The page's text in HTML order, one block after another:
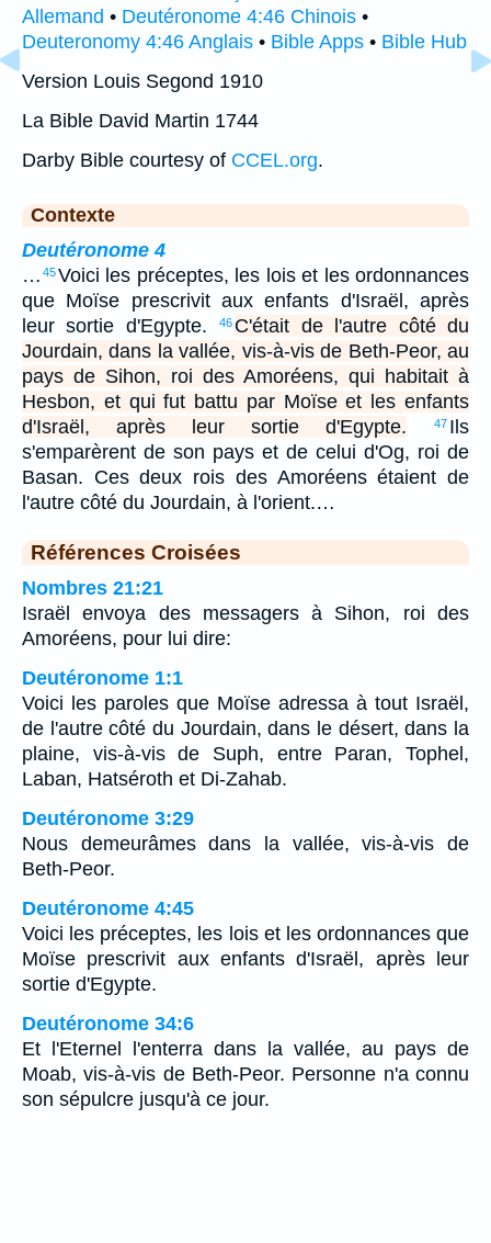
Allemand • Deutéronome 4:46 Chinois •
Deuteronomy 4:46 Anglais • Bible Apps • Bible Hub
Version Louis Segond 1910
La Bible David Martin 1744
Darby Bible courtesy of CCEL.org.
Contexte
Deutéronome 4
… 45Voici les préceptes, les lois et les ordonnances
que Moïse prescrivit aux enfants d'Israël, après
leur sortie d'Egypte.
46 C'était de l'autre côté du
Jourdain, dans la vallée, vis-à-vis de Beth-Peor, au
pays de Sihon, roi des Amoréens, qui habitait à
Hesbon, et qui fut battu par Moïse et les enfants
d'Israël, après leur sortie d'Egypte.
47 Ils
s'emparèrent de son pays et de celui d'Og, roi de
Basan. Ces deux rois des Amoréens étaient de
l'autre côté du Jourdain, à l'orient.…
Références Croisées
Nombres 21:21
Israël envoya des messagers à Sihon, roi des
Amoréens, pour lui dire:
Deutéronome 1:1
Voici les paroles que Moïse adressa à tout Israël,
de l'autre côté du Jourdain, dans le désert, dans la
plaine, vis-à-vis de Suph, entre Paran, Tophel,
Laban, Hatséroth et Di-Zahab.
Deutéronome 3:29
Nous demeurâmes dans la vallée, vis-à-vis de
Beth-Peor.
Deutéronome 4:45
Voici les préceptes, les lois et les ordonnances que
Moïse prescrivit aux enfants d'Israël, après leur
sortie d'Egypte.
Deutéronome 34:6
Et l'Eternel l'enterra dans la vallée, au pays de
Moab, vis-à-vis de Beth-Peor. Personne n'a connu
son sépulcre jusqu'à ce jour.